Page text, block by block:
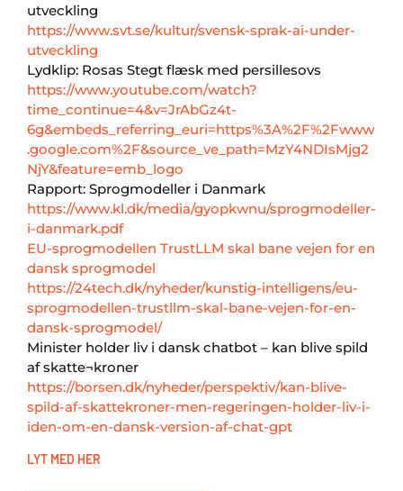
utveckling
https://www.svt.se/kultur/svensk-sprak-ai-under-
utveckling
Lydklip: Rosas Stegt flæsk med persillesovs
https://www.youtube.com/watch?
time_continue=4&v=JrAbGz4t-
6g&embeds_referring_euri=https%3A%2F%2Fwww
.google.com%2F&source_ve_path=MzY4NDIsMjg2
NjY&feature=emb_logo
Rapport: Sprogmodeller i Danmark
https://www.kl.dk/media/gyopkwnu/sprogmodeller-
i-danmark.pdf
EU-sprogmodellen TrustLLM skal bane vejen for en
dansk sprogmodel
https://24tech.dk/nyheder/kunstig-intelligens/eu-
sprogmodellen-trustllm-skal-bane-vejen-for-en-
dansk-sprogmodel/
Minister holder liv i dansk chatbot – kan blive spild
af skatte¬kroner
https://borsen.dk/nyheder/perspektiv/kan-blive-
spild-af-skattekroner-men-regeringen-holder-liv-i-
iden-om-en-dansk-version-af-chat-gpt
LYT MED HER